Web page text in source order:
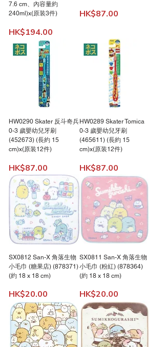
7.6 cm、內容量約
240ml)x(原装3件)
價格
HK$194.00
價格
HK$87.00
HW0290 Skater 反斗奇兵
0-3 歲嬰幼兒牙刷
(452673) (長約 15
cm)x(原装12件)
價格
HK$87.00
HW0289 Skater Tomica
0-3 歲嬰幼兒牙刷
(465611) (長約 15
cm)x(原装12件)
價格
HK$87.00
SX0812 San-X 角落生物
小毛巾 (糖果店) (878371)
(約 18 x 18 cm)
價格
HK$20.00
SX0811 San-X 角落生物
小毛巾 (粉紅) (878364)
(約 18 x 18 cm)
價格
HK$20.00